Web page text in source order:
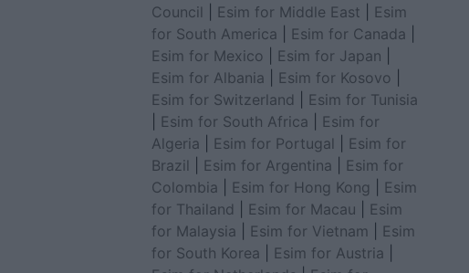
Council
Esim for Middle East
Esim
for South America
Esim for Canada
Esim for Mexico
Esim for Japan
Esim for Albania
Esim for Kosovo
Esim for Switzerland
Esim for Tunisia
Esim for South Africa
Esim for
Algeria
Esim for Portugal
Esim for
Brazil
Esim for Argentina
Esim for
Colombia
Esim for Hong Kong
Esim
for Thailand
Esim for Macau
Esim
for Malaysia
Esim for Vietnam
Esim
for South Korea
Esim for Austria